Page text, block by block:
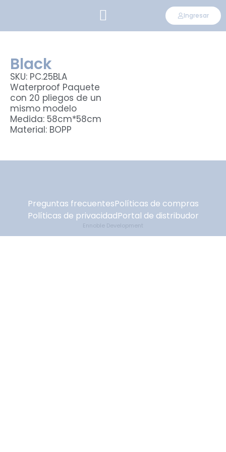
Ingresar
Black
SKU: PC.25BLA
Waterproof Paquete
con 20 pliegos de un
mismo modelo
Medida: 58cm*58cm
Material: BOPP
Preguntas frecuentesPolíticas de compras
Políticas de privacidadPortal de distribudor
Ennoble Development